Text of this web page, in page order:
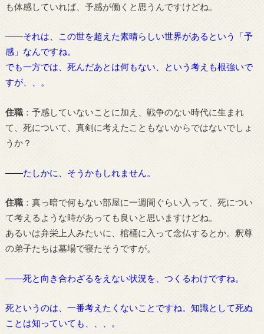
も体感していれば、予感が働くと思うんですけどね。
――それは、この世を超えた素晴らしい世界があるという「予
感」なんですね。
でも一方では、死んだあとは何もない、という考えも根強いで
すが、、。
住職：予感していないことに加え、戦争のない時代に生まれ
て、死について、真剣に考えたこともないからではないでしょ
うか？
――たしかに、そうかもしれません。
住職：真っ暗で何もない部屋に一週間ぐらい入って、死につい
て考えるような時があっても良いと思いますけどね。
あるいは弁栄上人みたいに、棺桶に入って念仏するとか。釈尊
の弟子たちは墓場で寝たそうですが。
――死と向き合わざるをえない状況を、つくるわけですね。
死というのは、一番考えたくないことですね。知識として死ぬ
ことは知っていても、、、。